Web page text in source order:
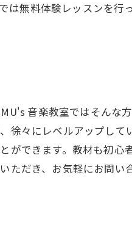
は無料体験レッスンを行
音楽教室ではそんな
徐々にレベルアップして
ができます。教材も初心
ただき、お気軽にお問い